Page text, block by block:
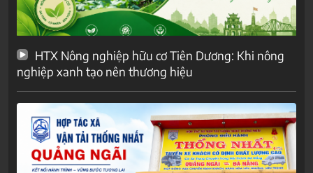
HTX Nông nghiệp hữu cơ Tiên Dương: Khi nông
nghiệp xanh tạo nên thương hiệu